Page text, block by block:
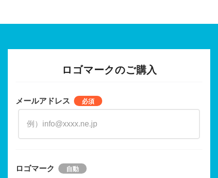
ロゴマークのご購入
メールアドレス
ロゴマーク